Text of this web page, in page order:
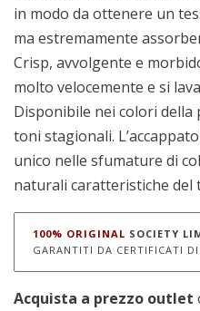
in modo da ottenere un
ma estremamente
Crisp, avvolgente e
molto velocemente e si
Disponibile nei colori
toni stagionali.
unico nelle sfumature di
naturali caratteristiche del
100% ORIGINAL SOCIETY
GARANTITI DA CERTIFICATI
Acquista a prezzo outlet